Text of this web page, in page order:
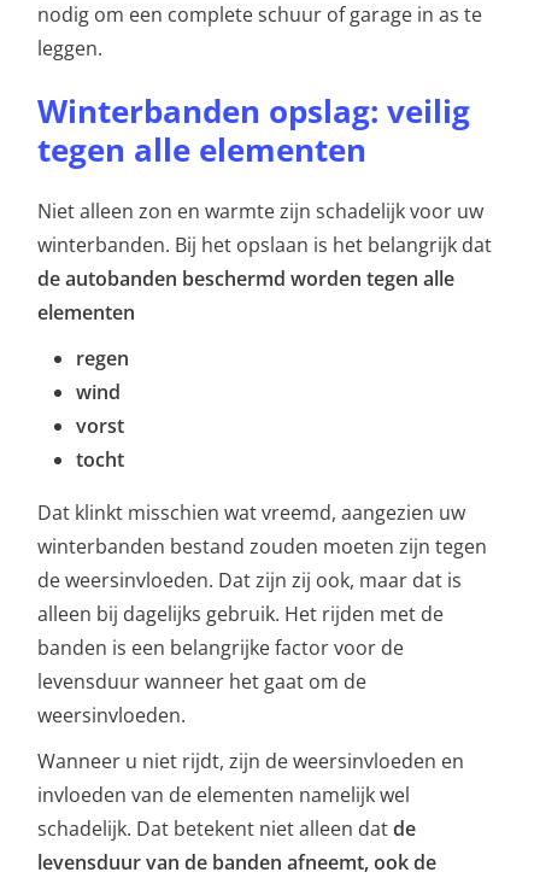
nodig om een complete schuur of garage in as te
leggen.
Winterbanden opslag: veilig
tegen alle elementen
Niet alleen zon en warmte zijn schadelijk voor uw
winterbanden. Bij het opslaan is het belangrijk dat
de autobanden beschermd worden tegen alle
elementen
regen
wind
vorst
tocht
Dat klinkt misschien wat vreemd, aangezien uw
winterbanden bestand zouden moeten zijn tegen
de weersinvloeden. Dat zijn zij ook, maar dat is
alleen bij dagelijks gebruik. Het rijden met de
banden is een belangrijke factor voor de
levensduur wanneer het gaat om de
weersinvloeden.
Wanneer u niet rijdt, zijn de weersinvloeden en
invloeden van de elementen namelijk wel
schadelijk. Dat betekent niet alleen datde
levensduur van de banden afneemt, ook de